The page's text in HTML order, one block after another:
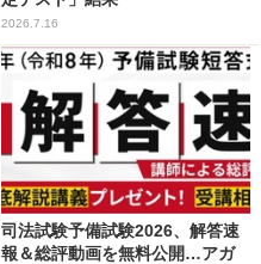
2026.7.16
司法試験予備試験2026、解答速
報＆総評動画を無料公開…アガ